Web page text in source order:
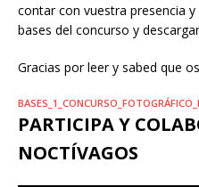
contar con vuestra presencia
bases del concurso y
Gracias por leer y sabed que
PARTICIPA Y
NOCTÍVAGOS